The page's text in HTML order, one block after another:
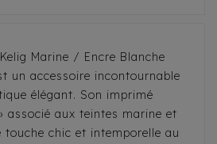
Marine / Encre Blanche
un accessoire incontournable
élégant. Son imprimé
associé aux teintes marine et
touche chic et intemporelle au